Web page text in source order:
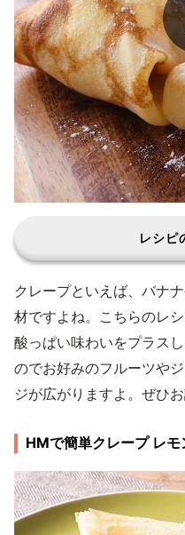
レシピ
クレープといえば、バナ
材ですよね。こちらのレ
酸っぱい味わいをプラス
のでお好みのフルーツや
ジが広がりますよ。ぜひお
HMで簡単クレープ レモ